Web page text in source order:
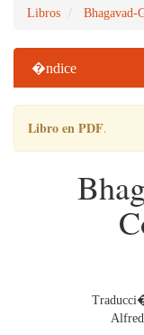
Libros Bhagavad-
�ndice
Libro en PDF.